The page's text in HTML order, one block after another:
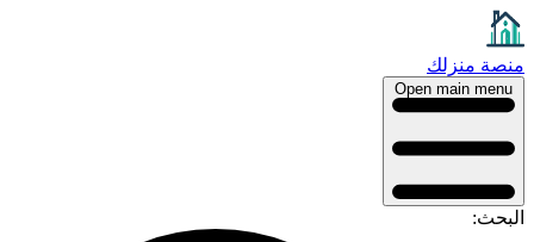
منصة منزلك
Open main menu
البحث: